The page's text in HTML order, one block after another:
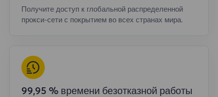
Получите доступ к глобальной распределенной
прокси-сети с покрытием во всех странах мира.
99,95 % времени безотказной работы